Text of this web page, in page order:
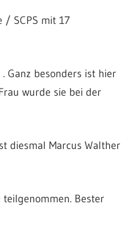
/ SCPS mit 17
Ganz besonders ist hier
wurde sie bei der
diesmal Marcus Walther
Bester